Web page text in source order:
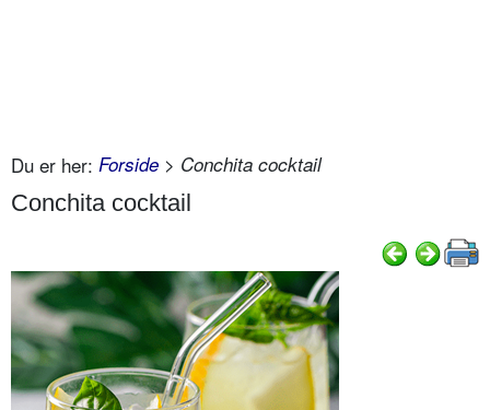
Du er her: Forside > Conchita cocktail
Conchita cocktail